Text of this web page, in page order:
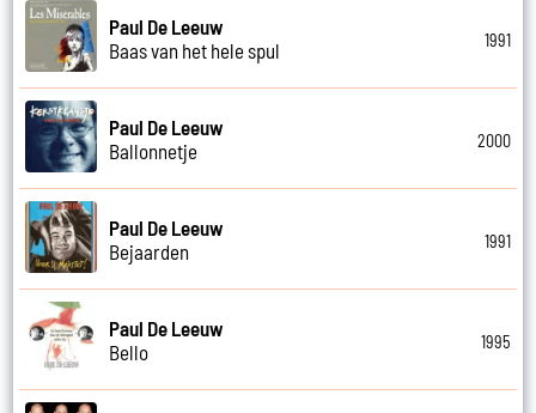
Paul De Leeuw
Baas van het hele spul
1991
Paul De Leeuw
Ballonnetje
2000
Paul De Leeuw
Bejaarden
1991
Paul De Leeuw
Bello
1995